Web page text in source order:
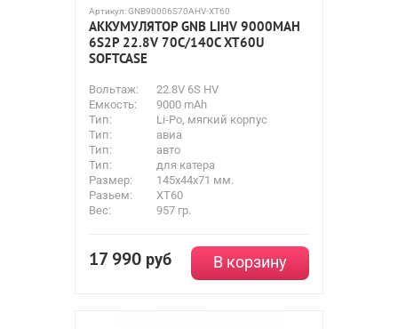
Артикул:GNB90006S70AHV-XT60
АККУМУЛЯТОР GNB LIHV 9000MAH
6S2P 22.8V 70С/140C XT60U
SOFTCASE
Вольтаж:
22.8V 6S HV
Емкость:
9000 mAh
Тип:
Li-Po, мягкий корпус
Тип:
авиа
Тип:
авто
Тип:
для катера
Размер:
145x44x71 мм.
Разьем:
XT60
Вес:
957 гр.
17 990 руб В корзину